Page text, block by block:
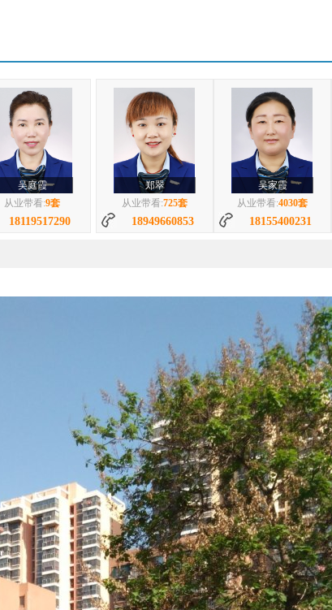
71平|2室|南
阳光国际城西区 71平 ...
73平|2室|南
阳光国际城西区 73平 ...
阳光国际城西区多层6楼精...
郑翠
从业带看:725套
18949660853
吴家霞
从业带看:4030套
18155400231
程子豪
从业带看:1243套
15551296201
2140套
19955498061
潘梅
从业带看:423套
18155459852
段海燕
业带看:2757套
15375156702